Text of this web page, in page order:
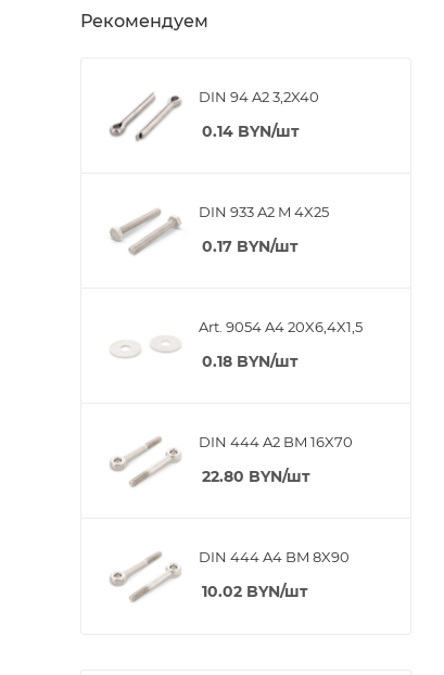
Рекомендуем
DIN 94 A2 3,2X40
0.14 BYN/шт
DIN 933 A2 M 4X25
0.17 BYN/шт
Art. 9054 A4 20X6,4X1,5
0.18 BYN/шт
DIN 444 A2 BM 16X70
22.80 BYN/шт
DIN 444 A4 BM 8X90
10.02 BYN/шт